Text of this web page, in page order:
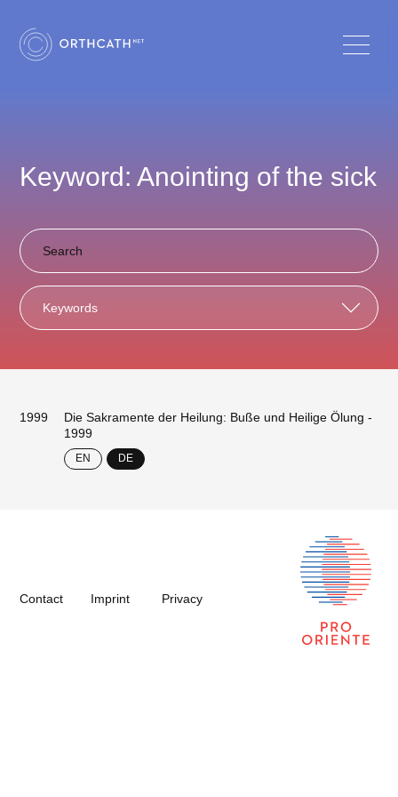
Keyword: Anointing of the sick
Keywords
1999
Die Sakramente der Heilung: Buße und Heilige Ölung -
1999
EN DE
Contact Imprint Privacy